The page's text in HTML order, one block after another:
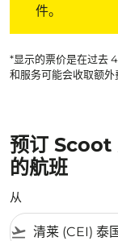
件。
*显示的票价是在过去
和服务可能会收取额外
预订 Scoot
的航班
从
flight_takeoff